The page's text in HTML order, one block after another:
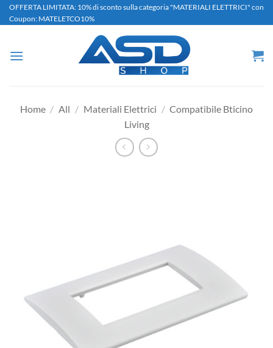
Salta
ai
OFFERTA LIMITATA: 10% di sconto sulla categoria "MATERIALI ELETTRICI" con
Coupon: MATELETCO10%
Home / All / Materiali Elettrici / Compatibile Bticino
Living